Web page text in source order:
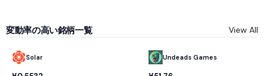
変動率の高い銘柄一覧 View All
Solar Undeads Games